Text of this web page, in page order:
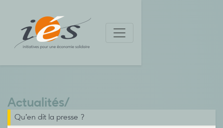
Actualités/
Qu’en dit la presse ?